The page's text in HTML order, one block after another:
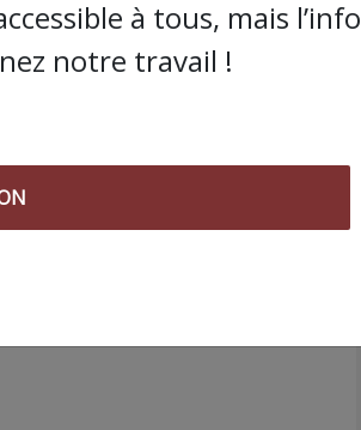
à tous, mais l’info
notre travail !